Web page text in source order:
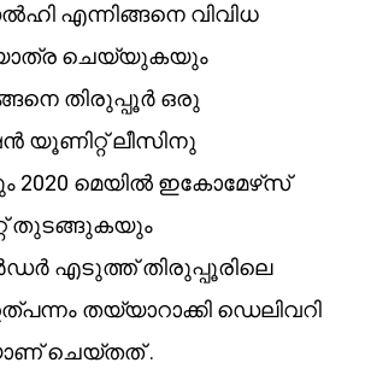
എന്നിങ്ങനെ വിവിധ
ചെയ്യുകയും
തിരുപ്പൂർ ഒരു
യൂണിറ്റ് ലീസിനു
മെയിൽ ഇകോമേഴ്‌സ്
തുടങ്ങുകയും
എടുത്ത് തിരുപ്പൂരിലെ
തയ്യാറാക്കി ഡെലിവറി
ചെയ്തത് .